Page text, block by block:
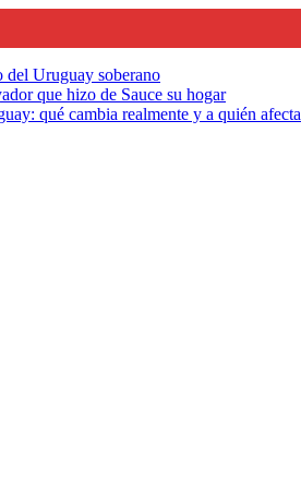
Uruguay soberano
que hizo de Sauce su hogar
qué cambia realmente y a quién afecta